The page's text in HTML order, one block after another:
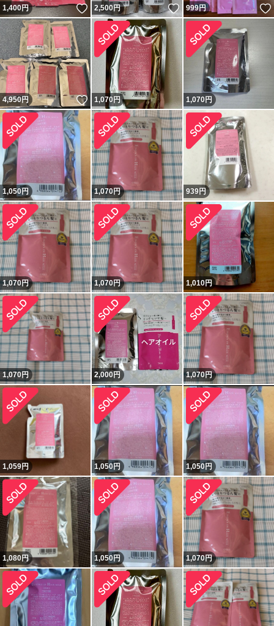
1,400円 いいね！
2,500円 いいね！
999円
4,950円 いいね！
1,070円 1,070円
1,050円 1,070円 939円
1,070円 1,070円 1,010円
1,070円 2,000円 1,070円
1,059円 1,050円 1,050円
1,080円 1,050円 1,070円